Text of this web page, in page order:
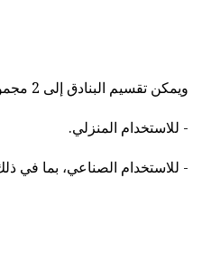
ويمكن تقسيم البنادق إلى 2 مجموعات:
- للاستخدام المنزلي.
- للاستخدام الصناعي، بما في